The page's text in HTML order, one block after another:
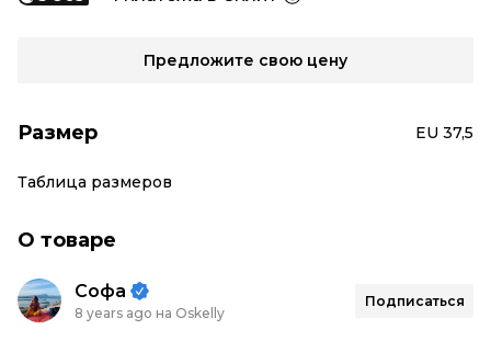
Предложите свою цену
Размер EU 37,5
Таблица размеров
О товаре
Софа
8 years ago на Oskelly
Подписаться